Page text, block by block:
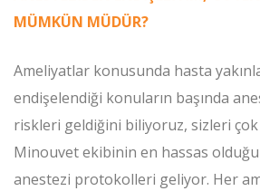
MÜMKÜN MÜDÜR?
Ameliyatlar konusunda hasta
endişelendiği konuların başında
riskleri geldiğini biliyoruz, sizleri
Minouvet ekibinin en hassas olduğu
anestezi protokolleri geliyor. Her